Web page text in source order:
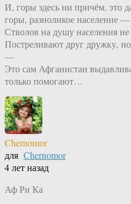
И, горы здесь ни причём,
горы, разноликое население
Стволов на душу населения
Постреливают друг дружку,
—
Это сам Афганистан
только помогают…
Chernomor
для Chernomor
4 лет назад
Аф Ри Ка